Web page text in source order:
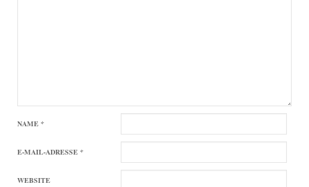
NAME*
E-MAIL-ADRESSE*
WEBSITE